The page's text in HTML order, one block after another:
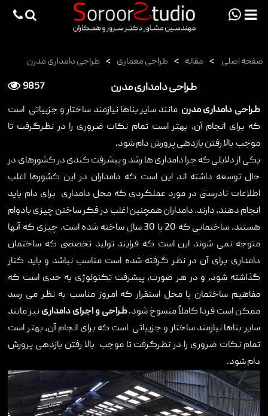
viewportchecker
×
صفحه اصلی
دانش فنی
خدمات
ثبت سفارش طراحی آنلاین
طراحی
اجرا
درباره ما
تماس با ما
صفحه اصلی > مقاله > طراحی معماری > طراحی دامداری مدرن
9857
طراحی دامداری مدرن
طراحی دامداری مدرن مانند سایر بناها نیازمند ساختار و جزییاتی است
که برای انجام آن، بهتر است تمام نکات ضروری را در نظرگرفت تا
موجب بالا رفتن بازدهی پرورش دام شود.
یکی از دلایلی که چرا دامداری ها رشد و پیشرفت کندی در کشورهای در
حال توسعه داشته اند این است که دامداران در این کشورها اغلب
اطلاعات نادرستی در مورد عملکردی که محل دامداری برای دام باید
انجام دهند، دارند. دامداران همچنین اغلب در فکر ساختن چیزی بادوام
هستند، ساختمانی که 20 یا 30 سال ساخته شده است. چیزی که آنها
متوجه نمی شوند این است که فرایند تولید تخصصی که ساختمان
دامداری برای آن در نظر گرفته شده است مناسب نباشد و باید کنار
گذاشته شود، و در هر صورت، پیشرفت تکنولوژی به حدی است که
مفاهیم ساختمان یا محل استقرار که امروز مناسب به نظر می رسد
ممکن است فردا کاملاً منسوخ شود.طراحی و اجرای دامدارینیز مانند
سایر بناها نیازمند ساختار و جزییاتی است که برای انجام آن، بهتر است
تمام نکات ضروری را در نظرگرفت تا موجب بالا رفتن بازدهی پرورش
دام شود.